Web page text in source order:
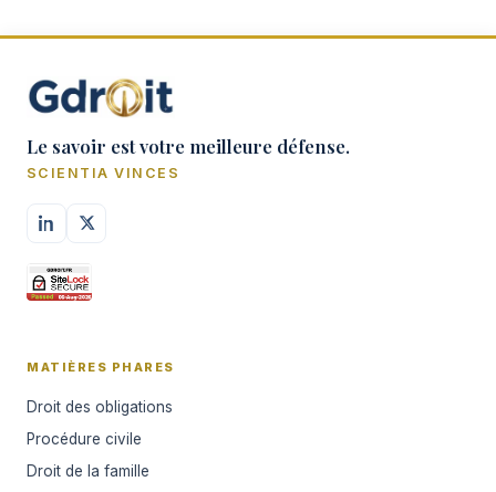
Le savoir est votre meilleure défense.
SCIENTIA VINCES
MATIÈRES PHARES
Droit des obligations
Procédure civile
Droit de la famille